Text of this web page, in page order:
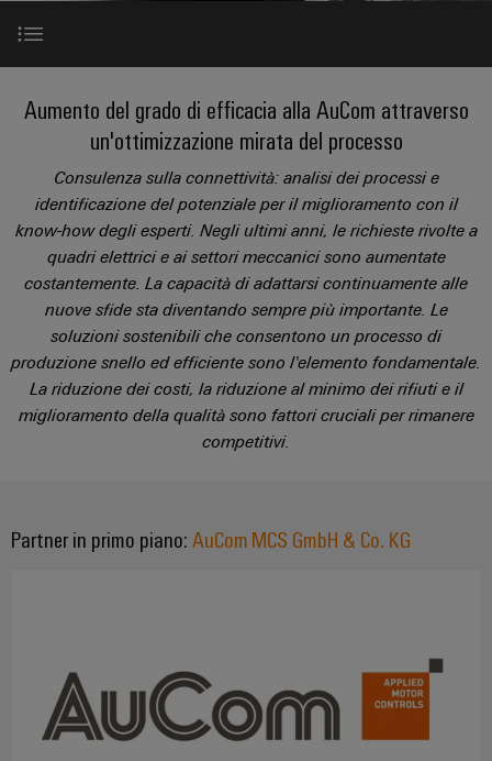
e
soluzioni
possono
essere
sperimentate.
Centro
dati
Soluzioni
e
prodotti
per
dati
-
efficienti,
navale
marittima
Device
IN
DC
Edge
computing
u-
OS
Industrial
5G
Cablaggio
sul
e
connettori
PCB
Sistemi
di
custodie
e
componenti
Sistemi
di
inserimento
cavi
Cavi
di
cavi
Soluzioni
di
consegna
rapida
Consulenza
e
ingegneria
digitale
Consulenza
sulla
connettività
Weidmüller
PCB
Servizi
Rete commerciale
Lombardia
Nord
est
Centro
sud
Emilia
Romagna
Canale
Connectivity
Consulting
Società Facts
and
Sostenibilità
Weidmüller
Academy
Human
Resources
Compliance
gestione
Mag
|
Rivista
Digital
Experience
KEY
26
ALL
SERVICES
Shop online
Partner in primo piano
AuCom in fase di transizione
Voce dell'Amministratore delegato
Successi alla AuCom
Contatto degli esperti
Il complemento perfetto
Aumento del grado di efficacia alla AuCom attraverso
un'ottimizzazione mirata del processo
Consulenza sulla connettività: analisi dei processi e
identificazione del potenziale per il miglioramento con il
know-how degli esperti. Negli ultimi anni, le richieste rivolte a
quadri elettrici e ai settori meccanici sono aumentate
costantemente. La capacità di adattarsi continuamente alle
nuove sfide sta diventando sempre più importante. Le
soluzioni sostenibili che consentono un processo di
produzione snello ed efficiente sono l'elemento fondamentale.
La riduzione dei costi, la riduzione al minimo dei rifiuti e il
miglioramento della qualità sono fattori cruciali per rimanere
competitivi.
Partner in primo piano:AuCom MCS GmbH & Co. KG